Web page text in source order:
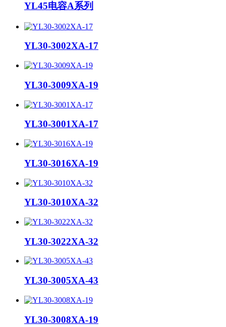
YL45电容A系列
YL30-3002XA-17
YL30-3009XA-19
YL30-3001XA-17
YL30-3016XA-19
YL30-3010XA-32
YL30-3022XA-32
YL30-3005XA-43
YL30-3008XA-19